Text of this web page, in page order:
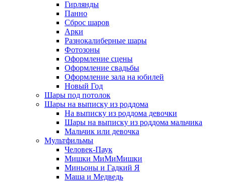
Гирлянды
Панно
Сброс шаров
Арки
Разнокалиберные шары
Фотозоны
Оформление сцены
Оформление свадьбы
Оформление зала на юбилей
Новый Год
Шары под потолок
Шары на выписку из роддома
На выписку из роддома девочки
Шары на выписку из роддома мальчика
Мальчик или девочка
Мультфильмы
Человек-Паук
Мишки МиМиМишки
Миньоны и Гадкий Я
Маша и Медведь